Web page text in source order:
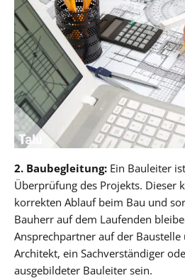
2. Baubegleitung: Ein Bauleiter
Überprüfung des Projekts. Dieser
korrekten Ablauf beim Bau und
Bauherr auf dem Laufenden
Ansprechpartner auf der
Architekt, ein Sachverständiger
ausgebildeter Bauleiter sein.